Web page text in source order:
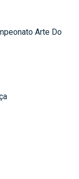
Arte Do